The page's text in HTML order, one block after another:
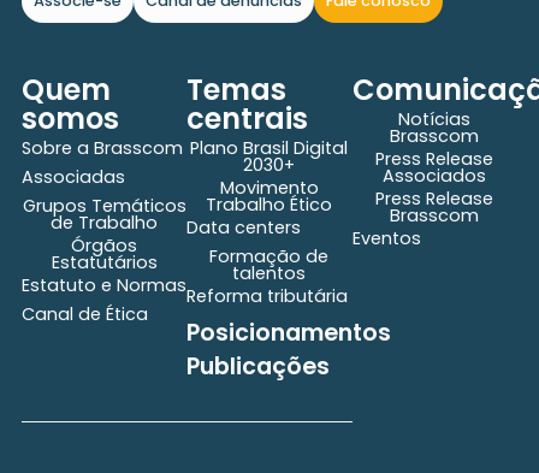
Quem
somos
Sobre a Brasscom
Associadas
Grupos Temáticos
de Trabalho
Órgãos
Estatutários
Estatuto e Normas
Canal de Ética
Temas
centrais
Plano Brasil Digital
2030+
Movimento
Trabalho Ético
Data centers
Formação de
talentos
Reforma tributária
Posicionamentos
Publicações
Notícias
Brasscom
Press Release
Associados
Press Release
Brasscom
Eventos